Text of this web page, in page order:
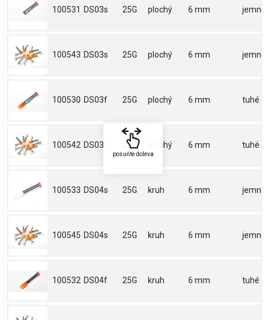
100531 DS03s 25G plochý 6 mm jemné
100543 DS03s 25G plochý 6 mm jemné
100530 DS03f 25G plochý 6 mm tuhé
100542 DS03f 25G plochý 6 mm tuhé
100533 DS04s 25G kruh 6 mm jemné
100545 DS04s 25G kruh 6 mm jemné
100532 DS04f 25G kruh 6 mm tuhé
posuňte doleva